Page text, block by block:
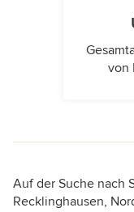
von
Auf der Suche nach
Recklinghausen,